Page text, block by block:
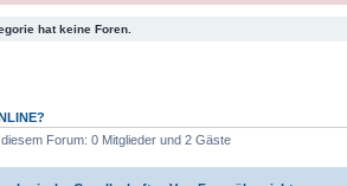
hat keine Foren.
diesem Forum: 0 Mitglieder und 2 Gäste